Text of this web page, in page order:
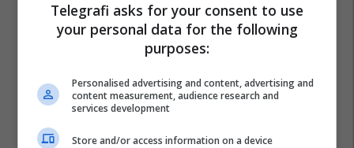
Bayer Leverkusen
Telegrafi asks for your consent to use
your personal data for the following
purposes:
Personalised advertising and content, advertising and
content measurement, audience research and
services development
Store and/or access information on a device